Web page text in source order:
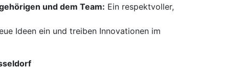
und dem Team: Ein respektvoller,
Ideen ein und treiben Innovationen im